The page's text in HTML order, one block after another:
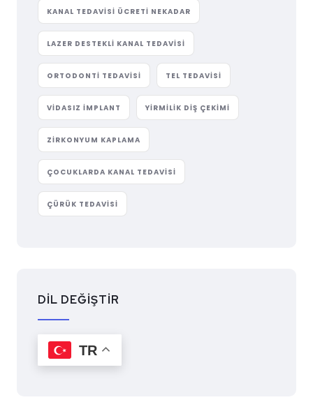
KANAL TEDAVISI ÜCRETI NEKADAR
LAZER DESTEKLI KANAL TEDAVISI
ORTODONTI TEDAVISI TEL TEDAVISI
VIDASIZ IMPLANT YIRMILIK DIŞ ÇEKIMI
ZIRKONYUM KAPLAMA
ÇOCUKLARDA KANAL TEDAVISI
ÇÜRÜK TEDAVISI
DİL DEĞİŞTİR
TR